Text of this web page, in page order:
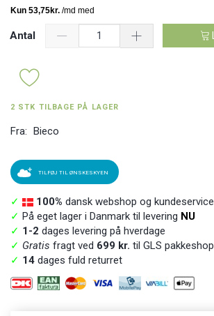
Antal
2 STK TILBAGE PÅ LAGER
Fra: Bieco
TILFØJ TIL ØNSKESKYEN
✓ 100% dansk webshop og kundeservice
✓ På eget lager i Danmark til levering NU
✓ 1-2 dages levering på hverdage
✓ Gratis fragt ved 699 kr. til GLS pakkeshop
✓ 14 dages fuld returret